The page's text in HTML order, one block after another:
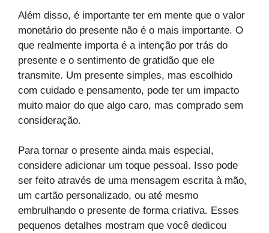
Além disso, é importante ter em mente que o valor
monetário do presente não é o mais importante. O
que realmente importa é a intenção por trás do
presente e o sentimento de gratidão que ele
transmite. Um presente simples, mas escolhido
com cuidado e pensamento, pode ter um impacto
muito maior do que algo caro, mas comprado sem
consideração.
Para tornar o presente ainda mais especial,
considere adicionar um toque pessoal. Isso pode
ser feito através de uma mensagem escrita à mão,
um cartão personalizado, ou até mesmo
embrulhando o presente de forma criativa. Esses
pequenos detalhes mostram que você dedicou